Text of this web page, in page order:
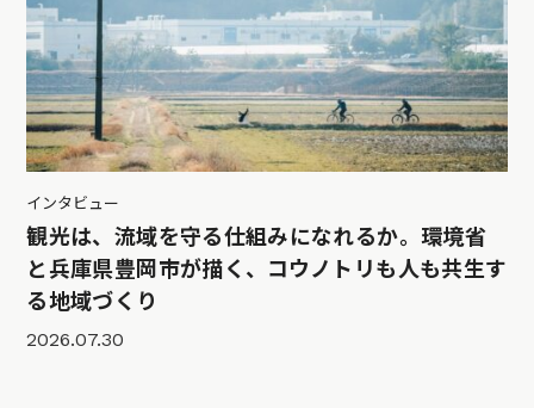
インタビュー
観光は、流域を守る仕組みになれるか。環境省
と兵庫県豊岡市が描く、コウノトリも人も共生す
る地域づくり
2026.07.30